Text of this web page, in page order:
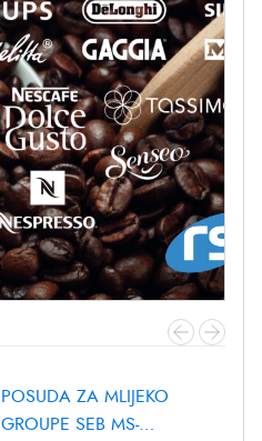
POSUDA ZA MLIJEKO
GROUPE SEB MS-